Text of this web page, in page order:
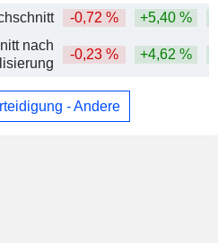
-0,72 % +5,40 %
nach
-0,23 % +4,62 %
- Andere